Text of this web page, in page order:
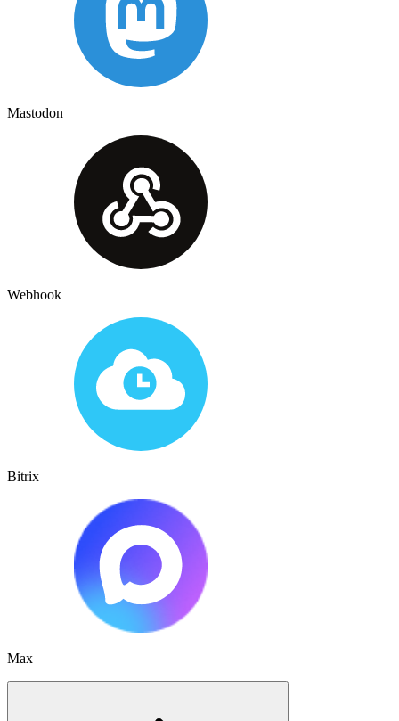
Mastodon
Webhook
Bitrix
Max